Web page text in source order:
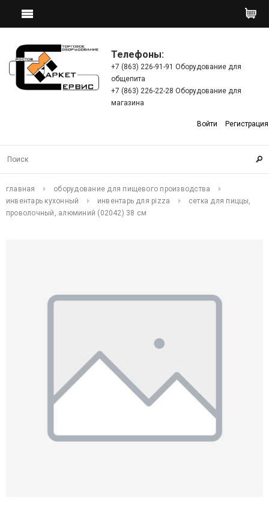
Телефоны:
+7 (863) 226-91-91 Оборудование для
общепита
+7 (863) 226-22-28 Оборудование для
магазина
Войти Регистрация
главная
оборудование для пищевого производства
инвентарь кухонный
инвентарь для pizza
сетка для пиццы,
проволочный, алюминий (02042) 38 см